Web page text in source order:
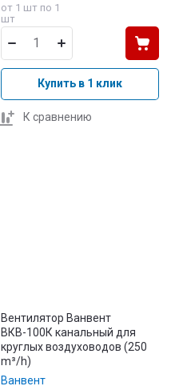
от 1 шт по 1
шт
Купить в 1 клик
К сравнению
Вентилятор Ванвент
ВКВ-100К канальный для
круглых воздуховодов (250
m³/h)
Ванвент